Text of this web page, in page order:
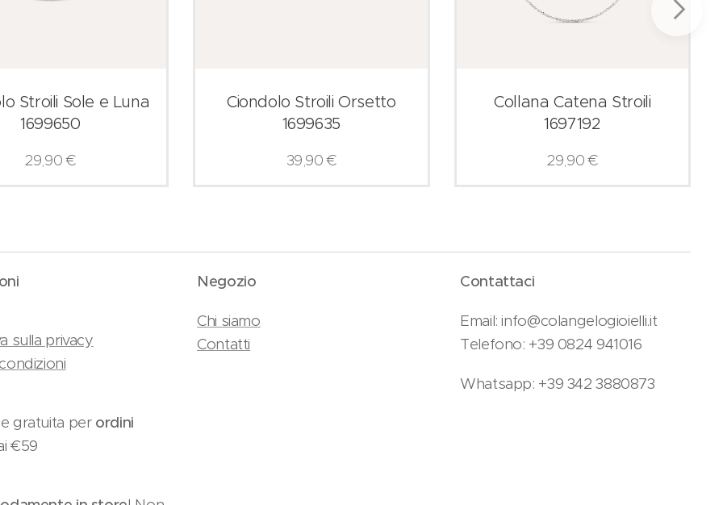
Stroili Sole e Luna
1699650
29,90€
Ciondolo Stroili Orsetto
1699635
39,90€
Collana Catena Stroili
1697192
29,90€
sulla privacy
gratuita perordini
€59
Negozio
Chi siamo
Contatti
Contattaci
Email: info@colangelogioielli.it
Telefono: +39 0824 941016
Whatsapp: +39 342 3880873